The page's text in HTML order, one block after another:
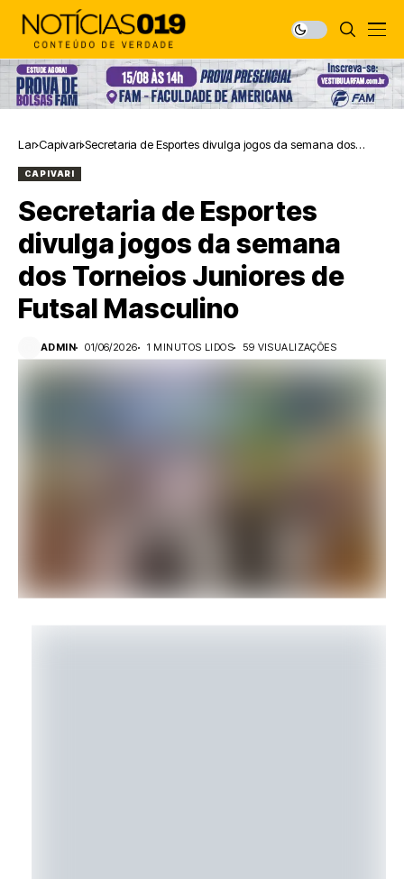
Lar Capivari Secretaria de Esportes divulga jogos da semana dos
CAPIVARI
Secretaria de Esportes
divulga jogos da semana
dos Torneios Juniores de
Futsal Masculino
ADMIN 01/06/2026 1 MINUTOS LIDOS 59 VISUALIZAÇÕES